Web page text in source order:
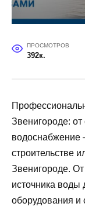
ПРОСМОТРОВ
392к.
Звенигороде:
водоснабжение
строительстве
Звенигороде.
источника воды
оборудования и